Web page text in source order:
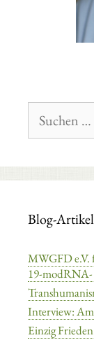
nach:
Blog-Artikel
MWGFD e.V.
19-
Interview: Am
Einzig